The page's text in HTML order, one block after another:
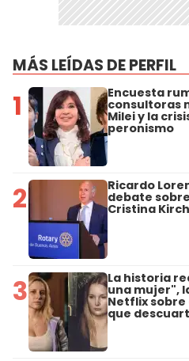
MÁS LEÍDAS DE PERFIL
1 Encuesta
consultoras
Milei y la
peronismo
2 Ricardo
debate
Cristina
3 La historia
una mujer",
Netflix sobre
que